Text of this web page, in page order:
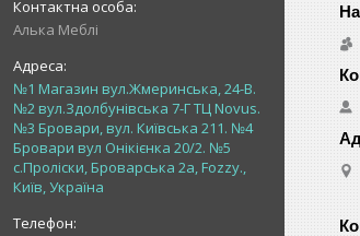
Алька Меблі
№1 Магазин вул.Жмеринська, 24-В.
№2 вул.Здолбунівська 7-Г ТЦ Novus.
№3 Бровари, вул. Київська 211. №4
Бровари вул Онікієнка 20/2. №5
с.Проліски, Броварська 2а, Fozzy.,
Київ, Україна